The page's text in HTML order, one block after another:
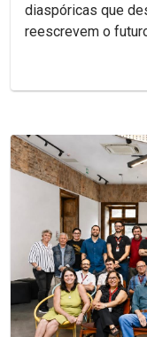
diaspóricas que
reescrevem o